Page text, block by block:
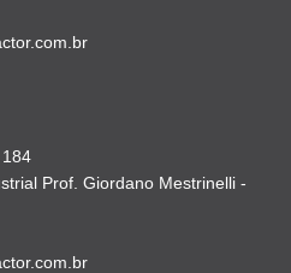
Prof. Giordano Mestrinelli -